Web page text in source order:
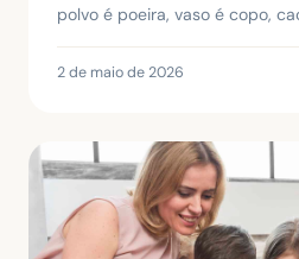
polvo é poeira, vaso é copo,
2 de maio de 2026